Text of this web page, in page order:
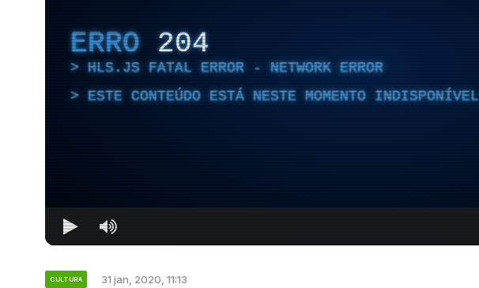
ERRO 204
HLS.JS FATAL ERROR - NETWORK ERROR
ESTE CONTEÚDO ESTÁ NESTE MOMENTO INDISPONÍVEL
CULTURA 31 jan, 2020, 11:13